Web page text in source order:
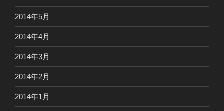
2014年5月
2014年4月
2014年3月
2014年2月
2014年1月